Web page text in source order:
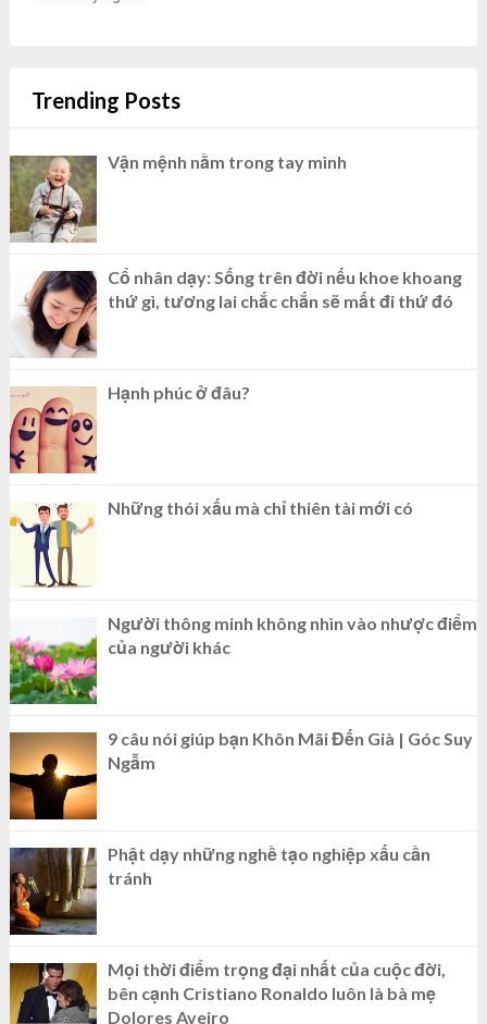
Trending Posts
Vận mệnh nằm trong tay mình
Cổ nhân dạy: Sống trên đời nếu khoe khoang
thứ gì, tương lai chắc chắn sẽ mất đi thứ đó
Hạnh phúc ở đâu?
Những thói xấu mà chỉ thiên tài mới có
Người thông minh không nhìn vào nhược điểm
của người khác
9 câu nói giúp bạn Khôn Mãi Đến Già | Góc Suy
Ngẫm
Phật dạy những nghề tạo nghiệp xấu cần
tránh
Mọi thời điểm trọng đại nhất của cuộc đời,
bên cạnh Cristiano Ronaldo luôn là bà mẹ
Dolores Aveiro